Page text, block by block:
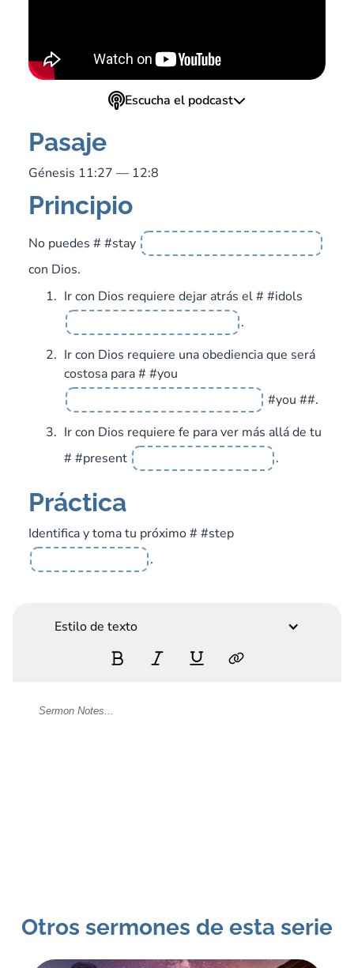
Escucha el podcast
Pasaje
Génesis 11:27 — 12:8
Principio
No puedes # #stay
con Dios.
Ir con Dios requiere dejar atrás el # #idols
.
Ir con Dios requiere una obediencia que será
costosa para # #you
#you ##.
Ir con Dios requiere fe para ver más allá de tu
# #present
.
Práctica
Identifica y toma tu próximo # #step
.
Estilo de texto
Otros sermones de esta serie